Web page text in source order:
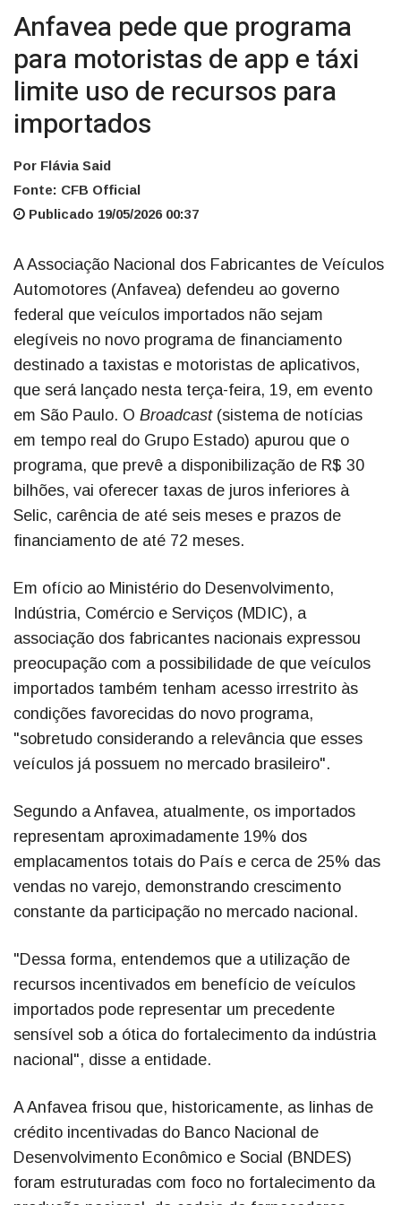
Anfavea pede que programa
para motoristas de app e táxi
limite uso de recursos para
importados
Por Flávia Said
Fonte: CFB Official
Publicado 19/05/2026 00:37
A Associação Nacional dos Fabricantes de Veículos
Automotores (Anfavea) defendeu ao governo
federal que veículos importados não sejam
elegíveis no novo programa de financiamento
destinado a taxistas e motoristas de aplicativos,
que será lançado nesta terça-feira, 19, em evento
em São Paulo. O Broadcast(sistema de notícias
em tempo real do Grupo Estado) apurou que o
programa, que prevê a disponibilização de R$ 30
bilhões, vai oferecer taxas de juros inferiores à
Selic, carência de até seis meses e prazos de
financiamento de até 72 meses.
Em ofício ao Ministério do Desenvolvimento,
Indústria, Comércio e Serviços (MDIC), a
associação dos fabricantes nacionais expressou
preocupação com a possibilidade de que veículos
importados também tenham acesso irrestrito às
condições favorecidas do novo programa,
"sobretudo considerando a relevância que esses
veículos já possuem no mercado brasileiro".
Segundo a Anfavea, atualmente, os importados
representam aproximadamente 19% dos
emplacamentos totais do País e cerca de 25% das
vendas no varejo, demonstrando crescimento
constante da participação no mercado nacional.
"Dessa forma, entendemos que a utilização de
recursos incentivados em benefício de veículos
importados pode representar um precedente
sensível sob a ótica do fortalecimento da indústria
nacional", disse a entidade.
A Anfavea frisou que, historicamente, as linhas de
crédito incentivadas do Banco Nacional de
Desenvolvimento Econômico e Social (BNDES)
foram estruturadas com foco no fortalecimento da